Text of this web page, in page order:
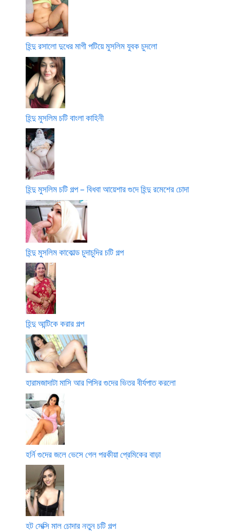
হিন্দু রসালো দুধের মাগী পটিয়ে মুসলিম যুবক চুদলো
হিন্দু মুসলিম চটি বাংলা কাহিনী
হিন্দু মুসলিম চটি গল্প – বিধবা আয়েশার গুদে হিন্দু রমেশের চোদা
হিন্দু মুসলিম কাকোল্ড চুদাচুদির চটি গল্প
হিন্দু আন্টিকে করার গল্প
হারামজাদাটা মাসি আর পিসির গুদের ভিতর বীর্যপাত করলো
হর্নি গুদের জলে ভেসে গেল পরকীয়া প্রেমিকের বাড়া
হট সেক্সি মাল চোদার নতুন চটি গল্প